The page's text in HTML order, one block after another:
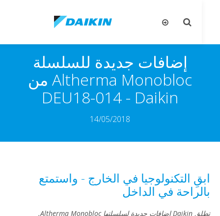
إضافات جديدة للسلسلة
Altherma Monobloc من
Daikin‏ - DEU18-014
14/05/2018
التكنولوجيا في الخارج - واستمتع
في الداخل